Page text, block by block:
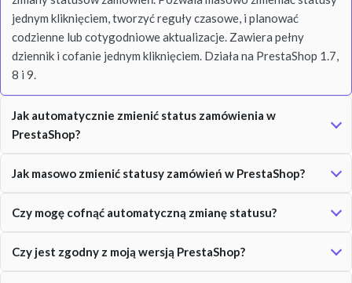
jednym kliknięciem, tworzyć reguły czasowe, i planować
codzienne lub cotygodniowe aktualizacje. Zawiera pełny
dziennik i cofanie jednym kliknięciem. Działa na PrestaShop 1.7,
8 i 9.
Jak automatycznie zmienić status zamówienia w
PrestaShop?
Jak masowo zmienić statusy zamówień w PrestaShop?
Czy mogę cofnąć automatyczną zmianę statusu?
Czy jest zgodny z moją wersją PrestaShop?